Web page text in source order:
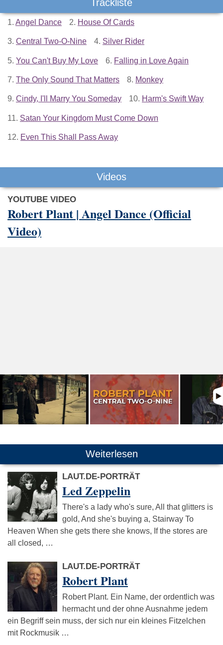
Trackliste
1. Angel Dance 2. House Of Cards
3. Central Two-O-Nine 4. Silver Rider
5. You Can't Buy My Love 6. Falling in Love Again
7. The Only Sound That Matters 8. Monkey
9. Cindy, I'll Marry You Someday 10. Harm's Swift Way
11. Satan Your Kingdom Must Come Down
12. Even This Shall Pass Away
Videos
YOUTUBE VIDEO
Robert Plant | Angel Dance (Official
Video)
Weiterlesen
LAUT.DE-PORTRÄT
Led Zeppelin
There's a lady who's sure, All that glitters is
gold, And she's buying a, Stairway To
Heaven When she gets there she knows, If the stores are
all closed, …
LAUT.DE-PORTRÄT
Robert Plant
Robert Plant. Ein Name, der ordentlich was
hermacht und der ohne Ausnahme jedem
ein Begriff sein muss, der sich nur ein kleines Fitzelchen
mit Rockmusik …